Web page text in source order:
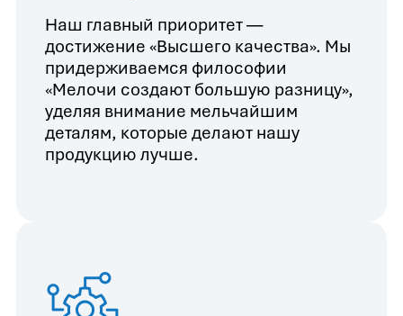
Наш главный приоритет —
достижение «Высшего качества». Мы
придерживаемся философии
«Мелочи создают большую разницу»,
уделяя внимание мельчайшим
деталям, которые делают нашу
продукцию лучше.